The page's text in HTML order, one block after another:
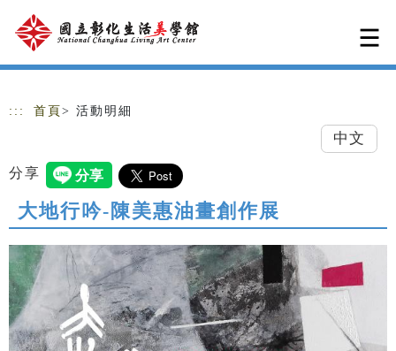
跳到主要內容
網站導覽
::: 首頁 > 活動明細
中文
分享
大地行吟-陳美惠油畫創作展